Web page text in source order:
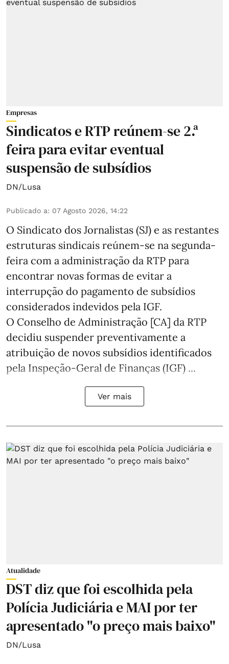
Empresas
Sindicatos e RTP reúnem-se 2.ª
feira para evitar eventual
suspensão de subsídios
DN/Lusa
Publicado a: 07 Agosto 2026, 14:22
O Sindicato dos Jornalistas (SJ) e as restantes
estruturas sindicais reúnem-se na segunda-
feira com a administração da RTP para
encontrar novas formas de evitar a
interrupção do pagamento de subsídios
considerados indevidos pela IGF.
O Conselho de Administração [CA] da RTP
decidiu suspender preventivamente a
atribuição de novos subsídios identificados
pela Inspeção-Geral de Finanças (IGF) ...
Ver mais
Atualidade
DST diz que foi escolhida pela
Polícia Judiciária e MAI por ter
apresentado "o preço mais baixo"
DN/Lusa